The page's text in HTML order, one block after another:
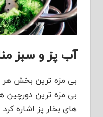
آب پز و سبز
بی مزه ترین بخش
بی مزه ترین دورچین
های بخار پز اشاره